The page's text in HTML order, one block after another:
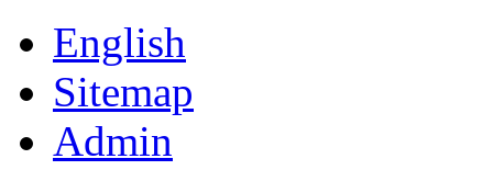
English
Sitemap
Admin